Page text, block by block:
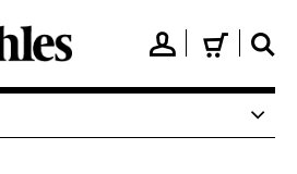
👤 🛒 🔍